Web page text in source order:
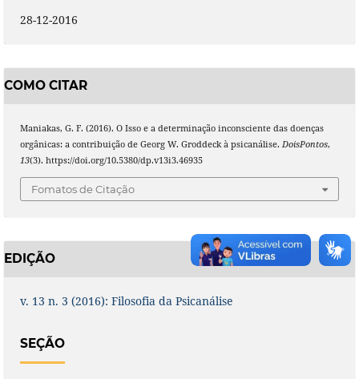
28-12-2016
COMO CITAR
Maniakas, G. F. (2016). O Isso e a determinação inconsciente das doenças
orgânicas: a contribuição de Georg W. Groddeck à psicanálise. DoisPontos,
13(3). https://doi.org/10.5380/dp.v13i3.46935
Fomatos de Citação
EDIÇÃO
v. 13 n. 3 (2016): Filosofia da Psicanálise
SEÇÃO